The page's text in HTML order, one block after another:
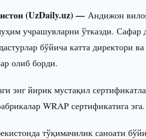
(UzDaily.uz) —Андижон
учрашувларни ўтказди. Сафар
бўйича катта директори
олиб борди.
энг йирик мустақил
WRAP сертификатига эга.
тўқимачилик саноати